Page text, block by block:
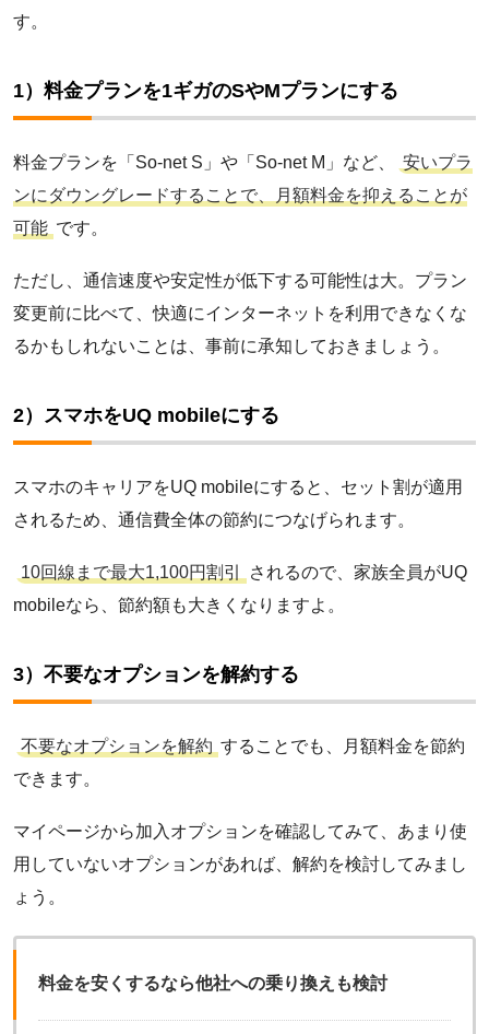
So-net 光
す。
1）料金プランを1ギガのSやMプランにする
料金プランを「So-net S」や「So-net M」など、
安いプラ
ンにダウングレードすることで、月額料金を抑えることが
可能 です。
ただし、通信速度や安定性が低下する可能性は大。プラン
変更前に比べて、快適にインターネットを利用できなくな
るかもしれないことは、事前に承知しておきましょう。
2）スマホをUQ mobileにする
スマホのキャリアをUQ mobileにすると、セット割が適用
されるため、通信費全体の節約につなげられます。
10回線まで最大1,100円割引
されるので、家族全員がUQ
mobileなら、節約額も大きくなりますよ。
3）不要なオプションを解約する
不要なオプションを解約 することでも、月額料金を節約
できます。
マイページから加入オプションを確認してみて、あまり使
用していないオプションがあれば、解約を検討してみまし
ょう。
料金を安くするなら他社への乗り換えも検討